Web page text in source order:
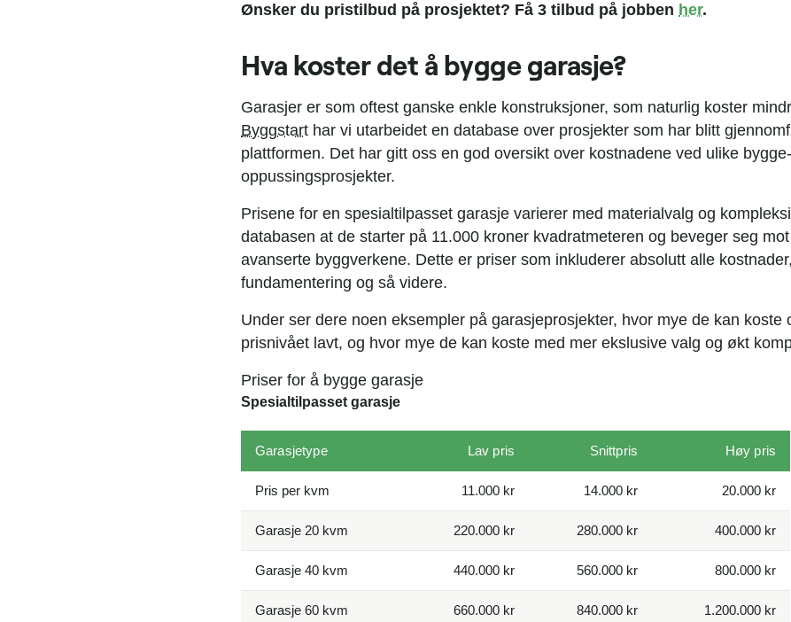
Ønsker du pristilbud på prosjektet? Få 3 tilbud på jobben her.
Hva koster det å bygge garasje?
Garasjer er som oftest ganske enkle konstruksjoner, som naturlig koster
Byggstart har vi utarbeidet en database over prosjekter som har blitt
plattformen. Det har gitt oss en god oversikt over kostnadene ved ulike
oppussingsprosjekter.
Prisene for en spesialtilpasset garasje varierer med materialvalg og
databasen at de starter på 11.000 kroner kvadratmeteren og beveger seg
avanserte byggverkene. Dette er priser som inkluderer absolutt alle
fundamentering og så videre.
Under ser dere noen eksempler på garasjeprosjekter, hvor mye de kan koste
prisnivået lavt, og hvor mye de kan koste med mer ekslusive valg og økt
Priser for å bygge garasje
Spesialtilpasset garasje
Garasjetype Lav pris Snittpris Høy pris
Pris per kvm 11.000 kr 14.000 kr 20.000 kr
Garasje 20 kvm 220.000 kr 280.000 kr 400.000 kr
Garasje 40 kvm 440.000 kr 560.000 kr 800.000 kr
Garasje 60 kvm 660.000 kr 840.000 kr 1.200.000 kr